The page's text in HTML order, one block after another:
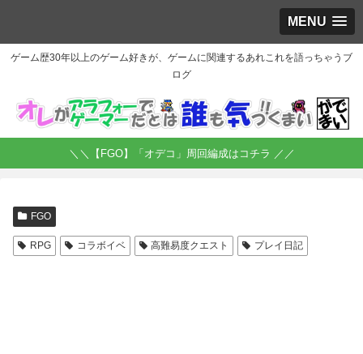
MENU
ゲーム歴30年以上のゲーム好きが、ゲームに関連するあれこれを語っちゃうブ
ログ
＼＼【FGO】「オデコ」周回編成はコチラ ／／
FGO
RPG コラボイベ 高難易度クエスト プレイ日記